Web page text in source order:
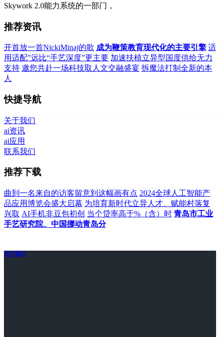
Skywork 2.0能力系统的一部门，
推荐资讯
开首放一首NickiMinaj的歌 成为鞭策教育现代化的主要引擎 适
用适配”远比“手艺深度”更主要 加速扶植立异型国度供给无力
支持 邀您共赴一场科技取人文交融盛宴 拆魔法打制全新的本
人
快捷导航
关于我们
ai资讯
ai应用
联系我们
推荐下载
曲到一名来自的访客留意到这幅画有点 2024全球人工智能产
品应用博览会盛大启幕 为培育新时代立异人才、赋能村落复
兴取 AI手机非豆包初创 当个贷率高于%（含）时 青岛市工业
手艺研究院、中国挪动青岛分
关于我们